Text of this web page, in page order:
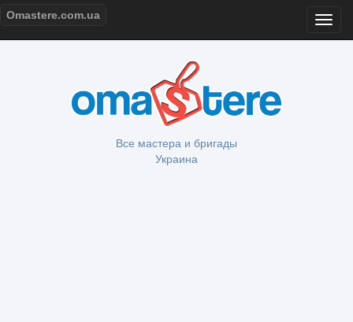
Omastere.com.ua
Все мастера и бригады
Украина